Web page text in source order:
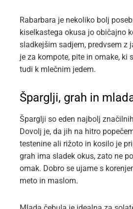
Rabarbara je nekoliko bolj
kiselkastega okusa jo običajno
sladkejšim sadjem, predvsem z
je za kompote, pite in omake, ki
tudi k mlečnim jedem.
Šparglji, grah in
Šparglji so eden najbolj
Dovolj je, da jih na hitro
testenine ali rižoto in kosilo je
grah ima sladek okus, zato ne
omak. Dobro se ujame s
meto in maslom.